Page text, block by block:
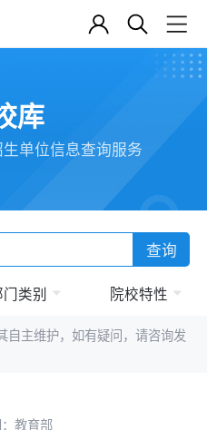
库
单位信息查询服务
查询
类别 院校特性
自主维护，如有疑问，请咨询发
教育部